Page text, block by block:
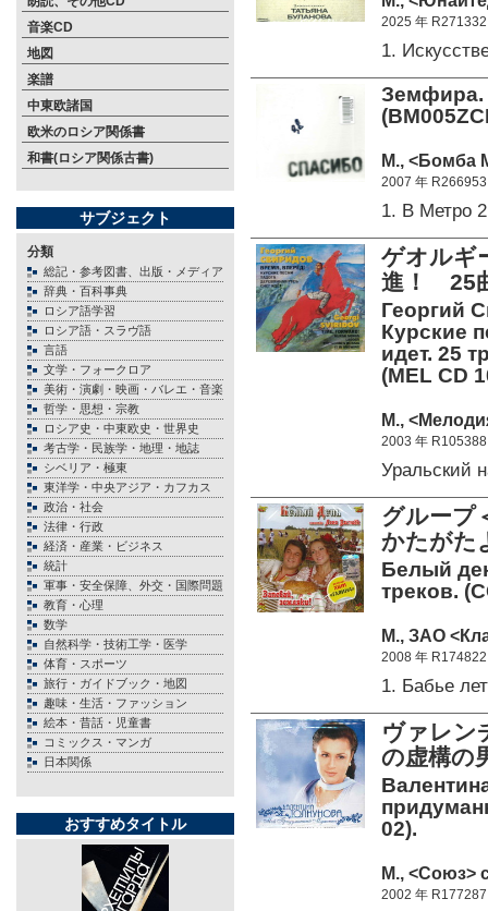
音楽CD
地図
楽譜
中東欧諸国
欧米のロシア関係書
和書(ロシア関係古書)
サブジェクト
分類
総記・参考図書、出版・メディア
辞典・百科事典
ロシア語学習
ロシア語・スラヴ語
言語
文学・フォークロア
美術・演劇・映画・バレエ・音楽
哲学・思想・宗教
ロシア史・中東欧史・世界史
考古学・民族学・地理・地誌
シベリア・極東
東洋学・中央アジア・カフカス
政治・社会
法律・行政
経済・産業・ビジネス
統計
軍事・安全保障、外交・国際問題
教育・心理
数学
自然科学・技術工学・医学
体育・スポーツ
旅行・ガイドブック・地図
趣味・生活・ファッション
絵本・昔話・児童書
コミックス・マンガ
日本関係
おすすめタイトル
2025 年 R271332
1.
Земфира.
М., <Бомба
2007 年 R266953
1. В Метро
ゲオル
進！ 25
Георгий
Курские
идет. 25
(MEL CD
М.,
2003 年 R105388
Уральский
グループ
かたが
Белый
треков.
М., ЗАО
2008 年 R174822
1. Бабье
ヴァレ
の虚構
02).
М., <Союз>
2002 年 R177287